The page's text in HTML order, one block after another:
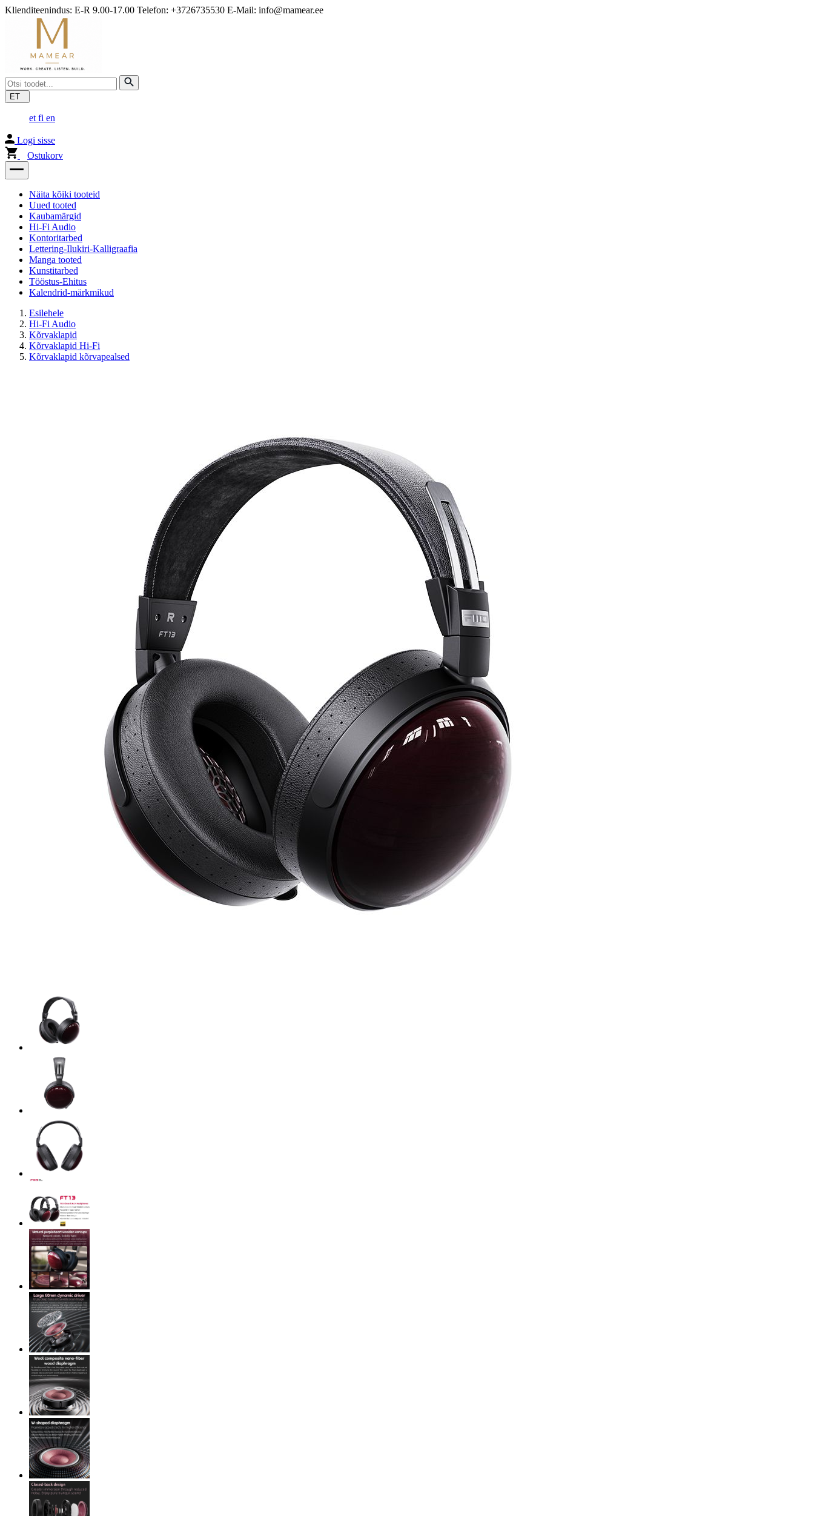
Klienditeenindus: E-R 9.00-17.00 Telefon: +3726735530 E-Mail: info@mamear.ee
ET
et fi en
Logi sisse
Ostukorv
Näita kõiki tooteid
Uued tooted
Kaubamärgid
Hi-Fi Audio
Kontoritarbed
Lettering-Ilukiri-Kalligraafia
Manga tooted
Kunstitarbed
Tööstus-Ehitus
Kalendrid-märkmikud
Esilehele
Hi-Fi Audio
Kõrvaklapid
Kõrvaklapid Hi-Fi
Kõrvaklapid kõrvapealsed